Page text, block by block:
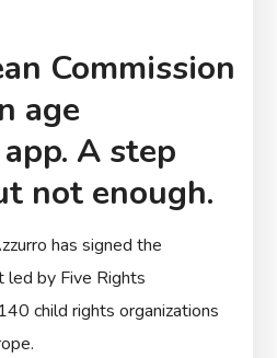
Commission
age
A step
not enough.
has signed the
by Five Rights
child rights organizations